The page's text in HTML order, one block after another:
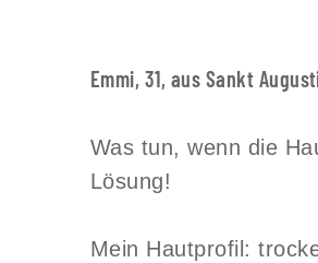
Emmi, 31, aus Sankt
Was tun, wenn die
Lösung!
Mein Hautprofil: